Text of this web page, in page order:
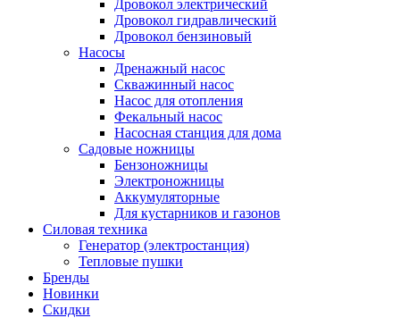
Дровокол электрический
Дровокол гидравлический
Дровокол бензиновый
Насосы
Дренажный насос
Скважинный насос
Насос для отопления
Фекальный насос
Насосная станция для дома
Садовые ножницы
Бензоножницы
Электроножницы
Аккумуляторные
Для кустарников и газонов
Силовая техника
Генератор (электростанция)
Тепловые пушки
Бренды
Новинки
Скидки